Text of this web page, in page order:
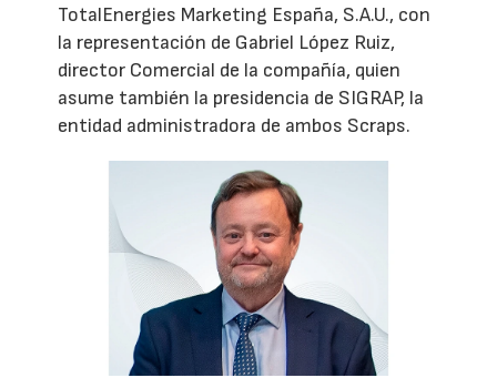
TotalEnergies Marketing España, S.A.U., con
la representación de Gabriel López Ruiz,
director Comercial de la compañía, quien
asume también la presidencia de SIGRAP, la
entidad administradora de ambos Scraps.